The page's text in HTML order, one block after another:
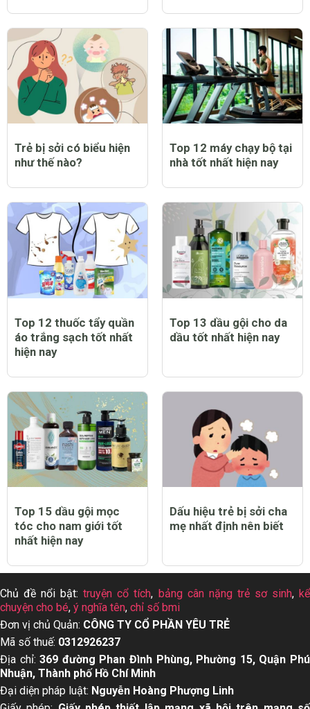
Trẻ bị sởi có biểu hiện
như thế nào?
Top 12 máy chạy bộ tại
nhà tốt nhất hiện nay
Top 12 thuốc tẩy quần
áo trắng sạch tốt nhất
hiện nay
Top 13 dầu gội cho da
dầu tốt nhất hiện nay
Top 15 dầu gội mọc
tóc cho nam giới tốt
nhất hiện nay
Dấu hiệu trẻ bị sởi cha
mẹ nhất định nên biết
Chủ đề nổi bật:truyện cổ tích, bảng cân nặng trẻ sơ sinh,kể
chuyện cho bé, ý nghĩa tên, chỉ số bmi
Đơn vị chủ Quản: CÔNG TY CỔ PHẦN YÊU TRẺ
Mã số thuế: 0312926237
Địa chỉ:369 đường Phan Đình Phùng, Phường 15, Quận Phú
Nhuận, Thành phố Hồ Chí Minh
Đại diện pháp luật: Nguyễn Hoàng Phượng Linh